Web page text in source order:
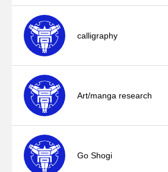
calligraphy
Art/manga research
Go Shogi